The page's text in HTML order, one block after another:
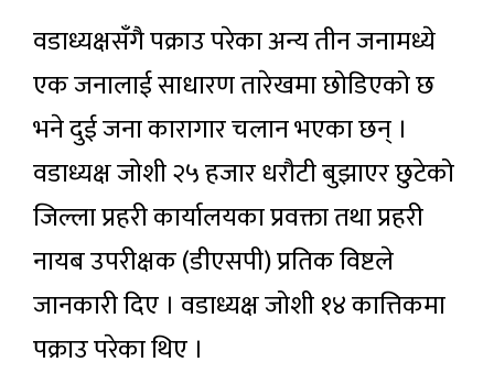
वडाध्यक्षसँगै पक्राउ परेका अन्य तीन जनामध्ये
एक जनालाई साधारण तारेखमा छोडिएको छ
भने दुई जना कारागार चलान भएका छन् ।
वडाध्यक्ष जोशी २५ हजार धरौटी बुझाएर छुटेको
जिल्ला प्रहरी कार्यालयका प्रवक्ता तथा प्रहरी
नायब उपरीक्षक (डीएसपी) प्रतिक विष्टले
जानकारी दिए । वडाध्यक्ष जोशी १४ कात्तिकमा
पक्राउ परेका थिए ।